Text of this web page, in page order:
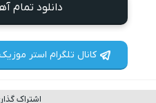
دانلود
کانال تلگرام استر موزیک
اشتراک